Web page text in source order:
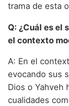
trama de esta
Q: ¿Cuál es el
el contexto
A: En el
evocando sus
Dios o Yahveh
cualidades